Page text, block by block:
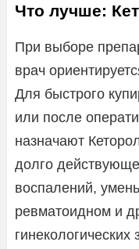
Что лучше:
При выборе
врач
Для быстрого
или после
назначают
долго
воспалений,
ревматоидном и